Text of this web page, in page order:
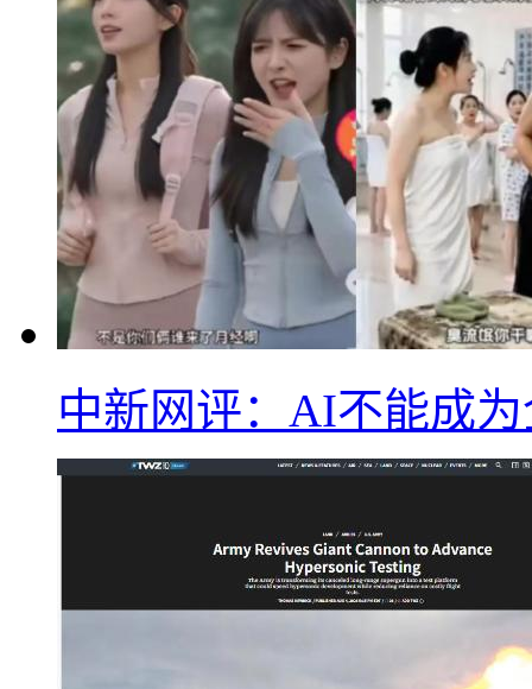
中新网评：AI不能成